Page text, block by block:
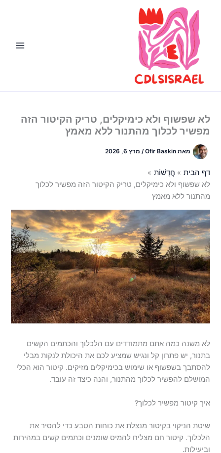
לא שפשוף ולא כימיקלים, טריק הקיטור הזה
מפשיר לכלוך מהתנור ללא מאמץ
מאתOfir Baskin
/ מרץ 6, 2026
דף הבית
חֲדָשׁוֹת
לא שפשוף ולא כימיקלים, טריק הקיטור הזה מפשיר לכלוך
מהתנור ללא מאמץ
לא משנה כמה אתם מתמודדים עם הלכלוך והכתמים הקשים
בתנור, יש פתרון קל ונגיש שמציע לכם את היכולת לנקות מבלי
להסתבך בשפשוף או שימוש בכימיקלים מזיקים. קיטור הוא הכלי
המושלם להפשיר לכלוך מהתנור, והנה כיצד זה עובד.
איך קיטור מפשיר לכלוך?
שיטת הניקוי בקיטור מנצלת את כוחות הטבע כדי להסיר את
הלכלוך. קיטור חם מצליח להמיס שומנים וכתמים קשים במהירות
וביעילות.